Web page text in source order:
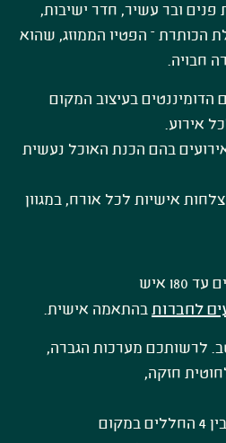
ובר עשיר, חדר ישיבות,
הכותרת – הפטיו הממוזג, שהוא
חבויה.
הדומיננטים בעיצוב המקום
אירוע.
בהם הכנת האוכל נעשית
אישיות לכל אורח, במגוון
איש
לחברותבהתאמה אישית.
לרשותכם מערכות הגברה,
חזקה,